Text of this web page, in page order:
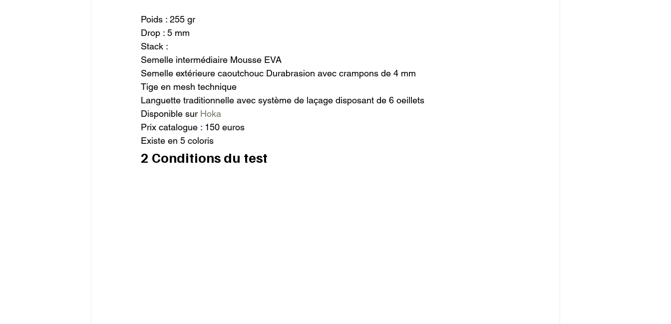
Poids : 255 gr
Drop : 5 mm
Stack :
Semelle intermédiaire Mousse EVA
Semelle extérieure caoutchouc Durabrasion avec crampons de 4 mm
Tige en mesh technique
Languette traditionnelle avec système de laçage disposant de 6 oeillets
Disponible sur Hoka
Prix catalogue : 150 euros
Existe en 5 coloris
2 Conditions du test